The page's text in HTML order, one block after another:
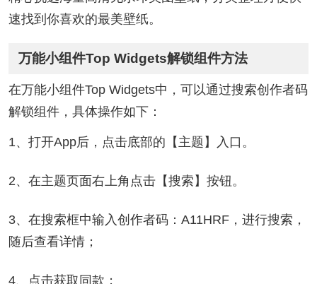
速找到你喜欢的最美壁纸。
万能小组件Top Widgets解锁组件方法
在万能小组件Top Widgets中，可以通过搜索创作者码
解锁组件，具体操作如下：
1、打开App后，点击底部的【主题】入口。
2、在主题页面右上角点击【搜索】按钮。
3、在搜索框中输入创作者码：A11HRF，进行搜索，
随后查看详情；
4、点击获取同款；